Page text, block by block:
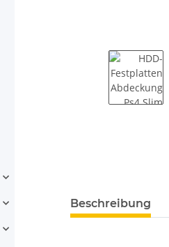
weitere
Beschreibung